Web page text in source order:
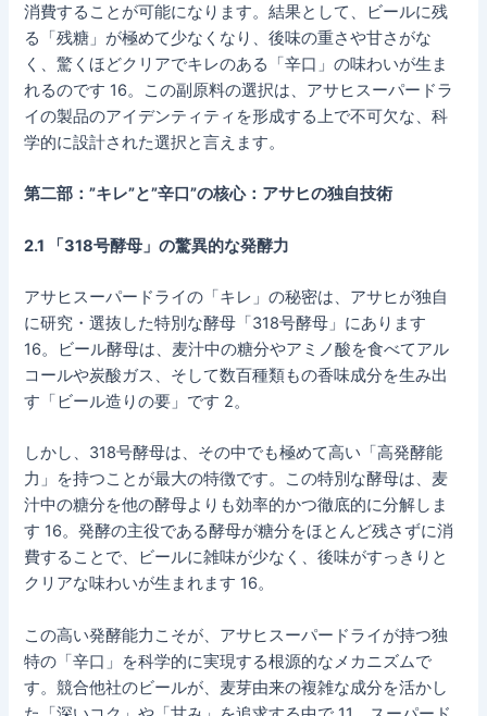
消費することが可能になります。結果として、ビールに残
る「残糖」が極めて少なくなり、後味の重さや甘さがな
く、驚くほどクリアでキレのある「辛口」の味わいが生ま
れるのです 16。この副原料の選択は、アサヒスーパードラ
イの製品のアイデンティティを形成する上で不可欠な、科
学的に設計された選択と言えます。
第二部：”キレ”と”辛口”の核心：アサヒの独自技術
2.1 「318号酵母」の驚異的な発酵力
アサヒスーパードライの「キレ」の秘密は、アサヒが独自
に研究・選抜した特別な酵母「318号酵母」にあります
16。ビール酵母は、麦汁中の糖分やアミノ酸を食べてアル
コールや炭酸ガス、そして数百種類もの香味成分を生み出
す「ビール造りの要」です 2。
しかし、318号酵母は、その中でも極めて高い「高発酵能
力」を持つことが最大の特徴です。この特別な酵母は、麦
汁中の糖分を他の酵母よりも効率的かつ徹底的に分解しま
す 16。発酵の主役である酵母が糖分をほとんど残さずに消
費することで、ビールに雑味が少なく、後味がすっきりと
クリアな味わいが生まれます 16。
この高い発酵能力こそが、アサヒスーパードライが持つ独
特の「辛口」を科学的に実現する根源的なメカニズムで
す。競合他社のビールが、麦芽由来の複雑な成分を活かし